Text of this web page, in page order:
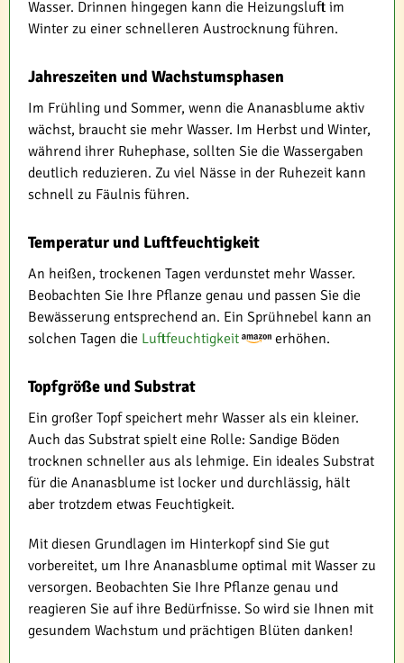
Wasser. Drinnen hingegen kann die Heizungsluft im
Winter zu einer schnelleren Austrocknung führen.
Jahreszeiten und Wachstumsphasen
Im Frühling und Sommer, wenn die Ananasblume aktiv
wächst, braucht sie mehr Wasser. Im Herbst und Winter,
während ihrer Ruhephase, sollten Sie die Wassergaben
deutlich reduzieren. Zu viel Nässe in der Ruhezeit kann
schnell zu Fäulnis führen.
Temperatur und Luftfeuchtigkeit
An heißen, trockenen Tagen verdunstet mehr Wasser.
Beobachten Sie Ihre Pflanze genau und passen Sie die
Bewässerung entsprechend an. Ein Sprühnebel kann an
solchen Tagen die Luftfeuchtigkeit erhöhen.
Topfgröße und Substrat
Ein großer Topf speichert mehr Wasser als ein kleiner.
Auch das Substrat spielt eine Rolle: Sandige Böden
trocknen schneller aus als lehmige. Ein ideales Substrat
für die Ananasblume ist locker und durchlässig, hält
aber trotzdem etwas Feuchtigkeit.
Mit diesen Grundlagen im Hinterkopf sind Sie gut
vorbereitet, um Ihre Ananasblume optimal mit Wasser zu
versorgen. Beobachten Sie Ihre Pflanze genau und
reagieren Sie auf ihre Bedürfnisse. So wird sie Ihnen mit
gesundem Wachstum und prächtigen Blüten danken!